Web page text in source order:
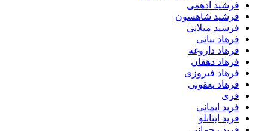
فرشید ادهمی
فرشید شاهسون
فرشید میلانی
فرهاد بیانی
فرهاد داروغه
فرهاد دهقان
فرهاد فیروزی
فرهاد یعقوبی
فری
فرید ایمانی
فرید اینانلو